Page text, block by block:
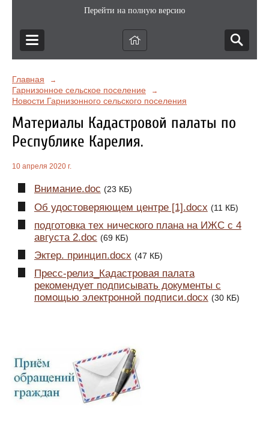
Перейти на полную версию
Главная →
Гарнизонное сельское поселение →
Новости Гарнизонного сельского поселения
Материалы Кадастровой палаты по
Республике Карелия.
10 апреля 2020 г.
Внимание.doc (23 КБ)
Об удостоверяющем центре [1].docx (11 КБ)
подготовка тех нического плана на ИЖС с 4
августа 2.doc (69 КБ)
Эктер. принцип.docx (47 КБ)
Пресс-релиз_Кадастровая палата
рекомендует подписывать документы с
помощью электронной подписи.docx (30 КБ)